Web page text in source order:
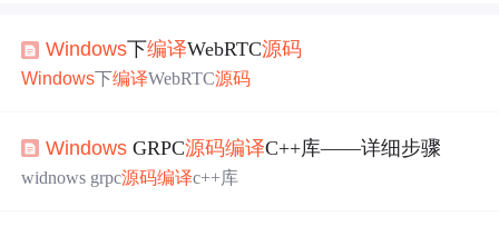
Windows下编译WebRTC源码
Windows下编译WebRTC源码
Windows GRPC源码编译C++库——详细步骤
widnows grpc源码编译c++库